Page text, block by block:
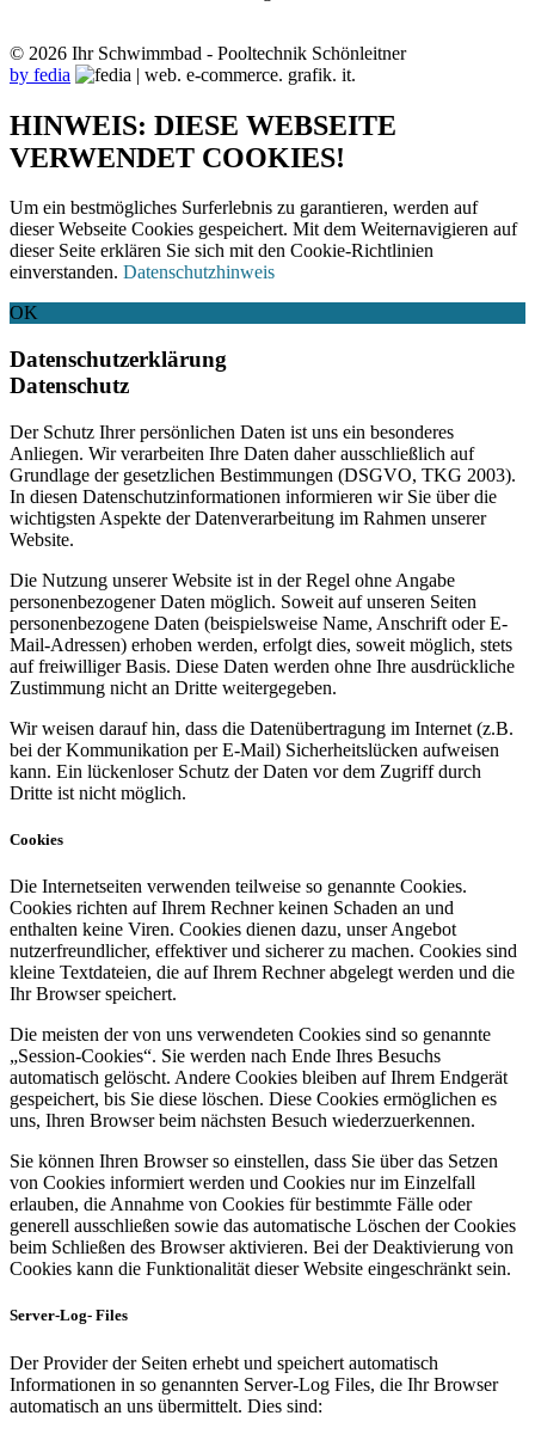
© 2026 Ihr Schwimmbad - Pooltechnik Schönleitner
by fedia
HINWEIS: DIESE WEBSEITE
VERWENDET COOKIES!
Um ein bestmögliches Surferlebnis zu garantieren, werden auf
dieser Webseite Cookies gespeichert. Mit dem Weiternavigieren auf
dieser Seite erklären Sie sich mit den Cookie-Richtlinien
einverstanden. Datenschutzhinweis
OK
Datenschutzerklärung
Datenschutz
Der Schutz Ihrer persönlichen Daten ist uns ein besonderes
Anliegen. Wir verarbeiten Ihre Daten daher ausschließlich auf
Grundlage der gesetzlichen Bestimmungen (DSGVO, TKG 2003).
In diesen Datenschutzinformationen informieren wir Sie über die
wichtigsten Aspekte der Datenverarbeitung im Rahmen unserer
Website.
Die Nutzung unserer Website ist in der Regel ohne Angabe
personenbezogener Daten möglich. Soweit auf unseren Seiten
personenbezogene Daten (beispielsweise Name, Anschrift oder E-
Mail-Adressen) erhoben werden, erfolgt dies, soweit möglich, stets
auf freiwilliger Basis. Diese Daten werden ohne Ihre ausdrückliche
Zustimmung nicht an Dritte weitergegeben.
Wir weisen darauf hin, dass die Datenübertragung im Internet (z.B.
bei der Kommunikation per E-Mail) Sicherheitslücken aufweisen
kann. Ein lückenloser Schutz der Daten vor dem Zugriff durch
Dritte ist nicht möglich.
Cookies
Die Internetseiten verwenden teilweise so genannte Cookies.
Cookies richten auf Ihrem Rechner keinen Schaden an und
enthalten keine Viren. Cookies dienen dazu, unser Angebot
nutzerfreundlicher, effektiver und sicherer zu machen. Cookies sind
kleine Textdateien, die auf Ihrem Rechner abgelegt werden und die
Ihr Browser speichert.
Die meisten der von uns verwendeten Cookies sind so genannte
„Session-Cookies“. Sie werden nach Ende Ihres Besuchs
automatisch gelöscht. Andere Cookies bleiben auf Ihrem Endgerät
gespeichert, bis Sie diese löschen. Diese Cookies ermöglichen es
uns, Ihren Browser beim nächsten Besuch wiederzuerkennen.
Sie können Ihren Browser so einstellen, dass Sie über das Setzen
von Cookies informiert werden und Cookies nur im Einzelfall
erlauben, die Annahme von Cookies für bestimmte Fälle oder
generell ausschließen sowie das automatische Löschen der Cookies
beim Schließen des Browser aktivieren. Bei der Deaktivierung von
Cookies kann die Funktionalität dieser Website eingeschränkt sein.
Server-Log- Files
Der Provider der Seiten erhebt und speichert automatisch
Informationen in so genannten Server-Log Files, die Ihr Browser
automatisch an uns übermittelt. Dies sind: